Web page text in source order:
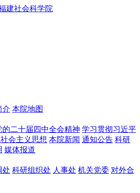
介 本院地图
的二十届四中全会精神 学习贯彻习近平
会主义思想 本院新闻 通知公告 科研
媒体报道
处 科研组织处 人事处 机关党委 对外合